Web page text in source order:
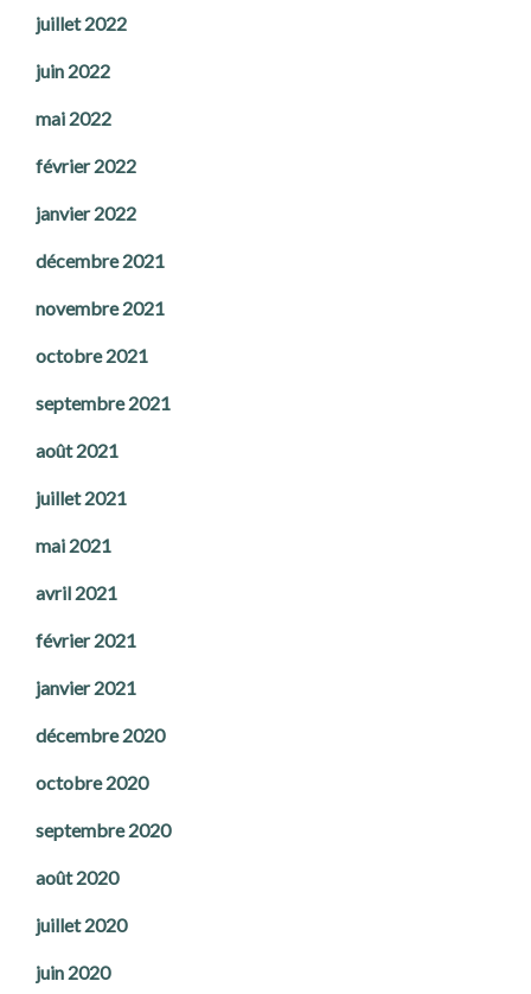
juillet 2022
juin 2022
mai 2022
février 2022
janvier 2022
décembre 2021
novembre 2021
octobre 2021
septembre 2021
août 2021
juillet 2021
mai 2021
avril 2021
février 2021
janvier 2021
décembre 2020
octobre 2020
septembre 2020
août 2020
juillet 2020
juin 2020